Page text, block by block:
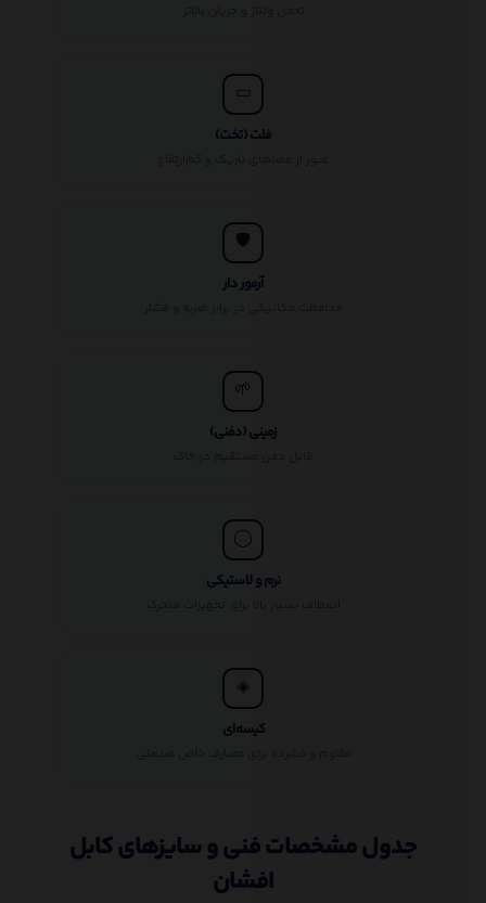
▭
فلت (تخت)
🛡
آرمور دار
🌱
زمینی (دفنی)
◯
نرم و لاستیکی
◈
کیسه‌ای
جدول مشخصات فنی و سایزهای کابل
افشان